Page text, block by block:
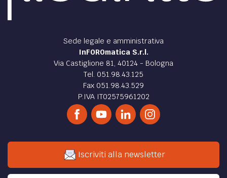
Sede legale e amministrativa
InFOROmatica S.r.l.
Via Castiglione 81, 40124 - Bologna
Tel. 051.98.43.125
Fax 051.98.43.529
P.IVA IT02575961202
Iscriviti alla newsletter